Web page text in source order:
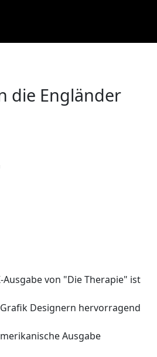
die Engländer
Ausgabe von "Die Therapie" ist
Designern hervorragend
Ausgabe